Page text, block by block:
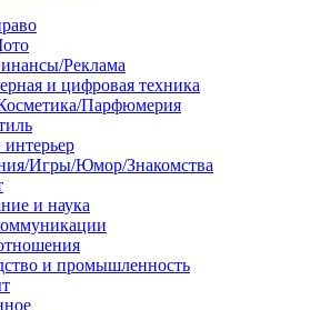
Реклама
и цифровая техника
Парфюмерия
Игры/Юмор/Знакомства
и наука
и промышленность